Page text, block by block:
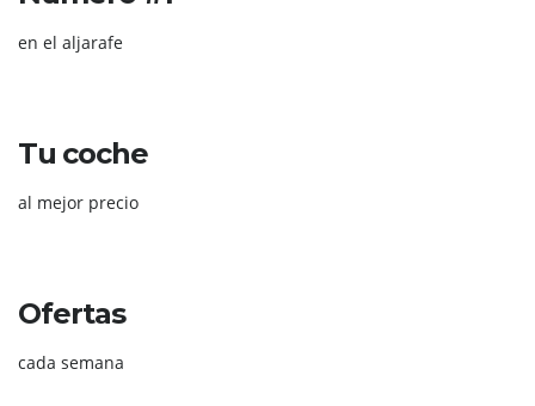
en el aljarafe
Tu coche
al mejor precio
Ofertas
cada semana